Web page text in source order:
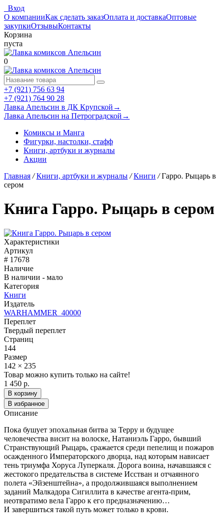
Вход
О компанииКак сделать заказОплата и доставкаОптовые
закупкиОтзывыКонтакты
Корзина
пуста
0
+7 (921) 756 63 94
+7 (921) 764 90 28
Лавка Апельсин в ДК Крупской →
Лавка Апельсин на Петроградской →
Комиксы и Манга
Фигурки, настолки, стафф
Книги, артбуки и журналы
Акции
Главная / Книги, артбуки и журналы / Книги / Гарро. Рыцарь в
сером
Книга Гарро. Рыцарь в сером
Характеристики
Артикул
# 17678
Наличие
В наличии - мало
Категория
Книги
Издатель
WARHAMMER_40000
Переплет
Твердый переплет
Страниц
144
Размер
142 × 235
Товар можно купить только на сайте!
1 450 р.
В корзину
В избранное
Описание
Пока бушует эпохальная битва за Терру и будущее
человечества висит на волоске, Натаниэль Гарро, бывший
Странствующий Рыцарь, сражается среди пепелищ и пожаров
осажденного Императорского дворца, над которым нависает
тень триумфа Хоруса Луперкаля. Дорога воина, начавшаяся с
жестокого предательства в системе Исстван и отчаянного
полета «Эйзенштейна», а продолжившаяся выполнением
заданий Малкадора Сигиллита в качестве агента-прим,
неотвратимо вела Гарро к его предназначению…
И завершиться такой путь может только в крови.